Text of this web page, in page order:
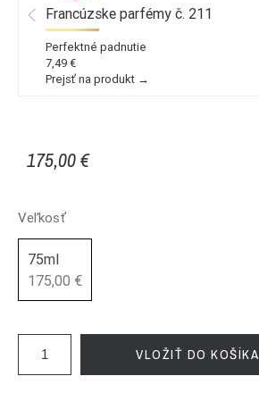
Francúzske parfémy č. 211
Perfektné padnutie
7,49 €
Prejsť na produkt →
175,00 €
Veľkosť
75ml
175,00 €
VLOŽIŤ DO KOŠÍKA